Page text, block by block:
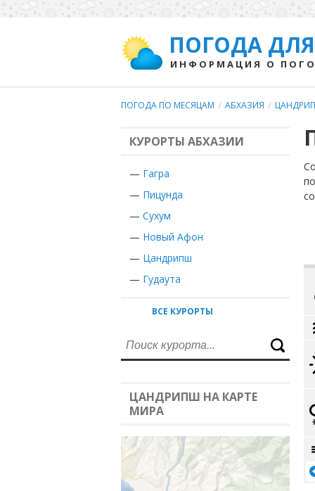
ПОГОДА
ИНФОРМАЦИЯ О
ПОГОДА ПО МЕСЯЦАМ / АБХАЗИЯ /
КУРОРТЫ АБХАЗИИ
— Гагра
— Пицунда
— Сухум
— Новый Афон
— Цандрипш
— Гудаута
ВСЕ КУРОРТЫ
ЦАНДРИПШ НА КАРТЕ
МИРА